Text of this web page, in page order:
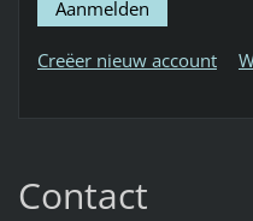
Creëer nieuw account
Contact